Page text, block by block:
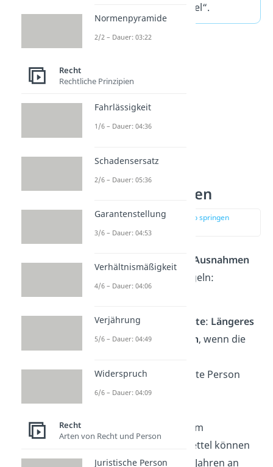
durch einen „Muttizettel“.
Ausnahmen und
Sonderregelungen
zur Stelle im Video springen
Allerdings gibt es einige
Ausnahmen
von den allgemeinen Regeln:
Erziehungsberechtigte: Längeres
Verweilenist möglich, wenn die
erziehungsbeauftragte Person
anwesend sind.
: Mit einem
sogenannten Muttizettel können
Jugendliche unter 16 Jahren an
Normenpyramide
2/2 – Dauer: 03:22
Recht
Rechtliche Prinzipien
Fahrlässigkeit
1/6 – Dauer: 04:36
Schadensersatz
2/6 – Dauer: 05:36
Garantenstellung
3/6 – Dauer: 04:53
Verhältnismäßigkeit
4/6 – Dauer: 04:06
Verjährung
5/6 – Dauer: 04:49
Widerspruch
6/6 – Dauer: 04:09
Recht
Arten von Recht und Person
Juristische Person